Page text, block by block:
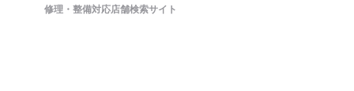
修理・整備対応店舗検索サイト